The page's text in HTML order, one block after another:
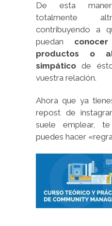
De esta
totalmente
contribuyendo a
puedan
productos o
simpático de
vuestra relación.
Ahora que ya
repost de
suele emplear,
puedes hacer